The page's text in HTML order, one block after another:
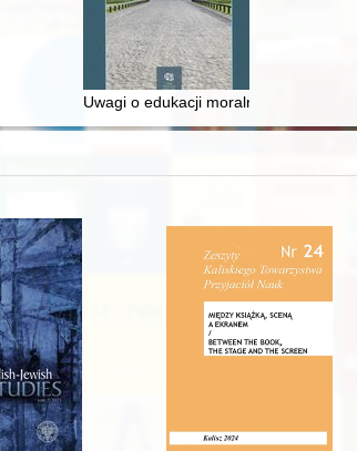
mieszczaństwa w 2. poł. XIX w
rodu ŚlązakaUwagi o edukacji moralnej synów